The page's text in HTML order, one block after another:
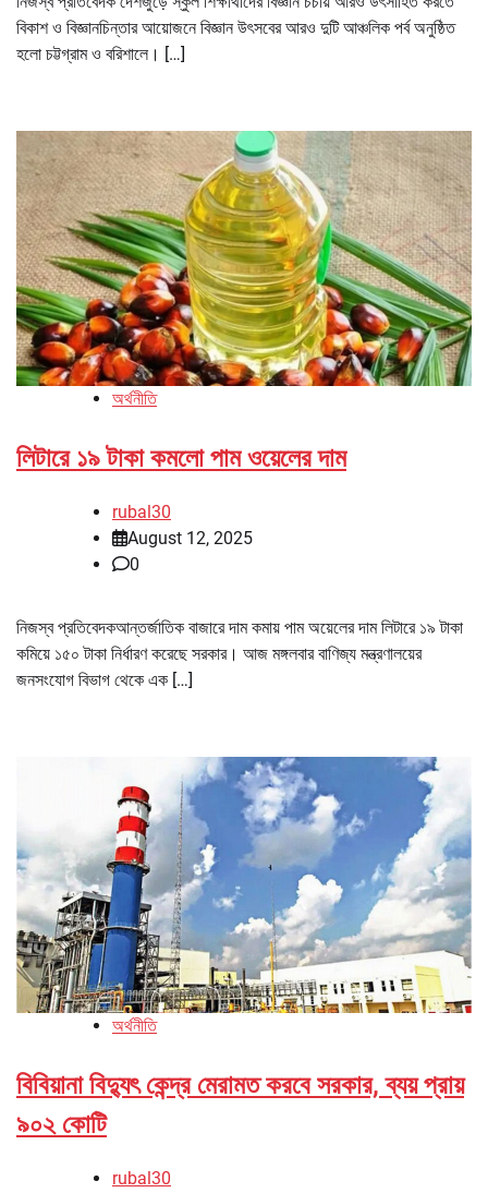
বিকাশ ও বিজ্ঞানচিন্তার আয়োজনে বিজ্ঞান উৎসবের আরও দুটি আঞ্চলিক পর্ব অনুষ্ঠিত
হলো চট্টগ্রাম ও বরিশালে। […]
অর্থনীতি
লিটারে ১৯ টাকা কমলো পাম ওয়েলের দাম
rubal30
August 12, 2025
0
নিজস্ব প্রতিবেদকআন্তর্জাতিক বাজারে দাম কমায় পাম অয়েলের দাম লিটারে ১৯ টাকা
কমিয়ে ১৫০ টাকা নির্ধারণ করেছে সরকার। আজ মঙ্গলবার বাণিজ্য মন্ত্রণালয়ের
জনসংযোগ বিভাগ থেকে এক […]
অর্থনীতি
বিবিয়ানা বিদ্যুৎ কেন্দ্র মেরামত করবে সরকার, ব্যয় প্রায়
৯০২ কোটি
rubal30